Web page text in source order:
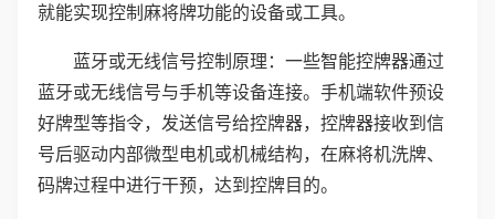
就能实现控制麻将牌功能的设备或工具。
蓝牙或无线信号控制原理：一些智能控牌器通过
蓝牙或无线信号与手机等设备连接。手机端软件预设
好牌型等指令，发送信号给控牌器，控牌器接收到信
号后驱动内部微型电机或机械结构，在麻将机洗牌、
码牌过程中进行干预，达到控牌目的。